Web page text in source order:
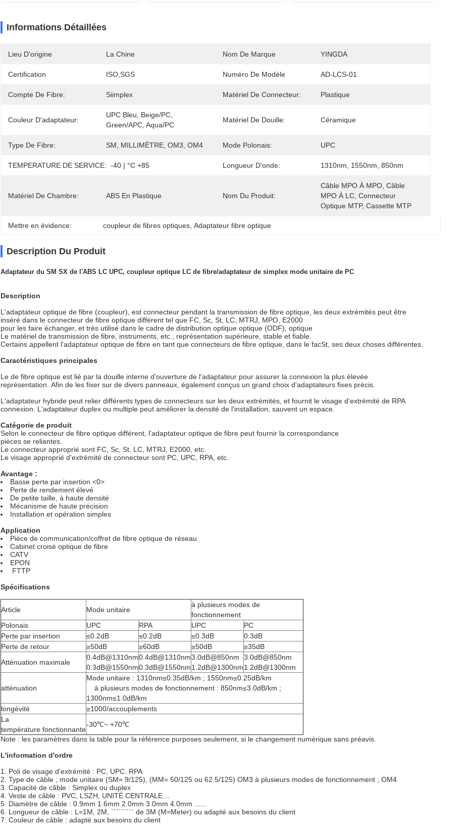
Informations Détaillées
Lieu D'origine La Chine Nom De Marque YINGDA
Certification ISO,SGS Numéro De Modèle AD-LCS-01
Compte De Fibre: Siimplex Matériel De Connecteur: Plastique
Couleur D'adaptateur:
UPC Bleu, Beige/PC,
Green/APC, Aqua/PC
Matériel De Douille: Céramique
Type De Fibre: SM, MILLIMÈTRE, OM3, OM4 Mode Polonais: UPC
TEMPERATURE DE SERVICE: -40 | °C +85 Longueur D'onde: 1310nm, 1550nm, 850nm
Matériel De Chambre: ABS En Plastique Nom Du Produit:
Câble MPO À MPO, Câble
MPO À LC, Connecteur
Optique MTP, Cassette MTP
Mettre en évidence: coupleur de fibres optiques , Adaptateur fibre optique
Description Du Produit
Adaptateur du SM SX de l'ABS LC UPC, coupleur optique LC de fibre/adaptateur de simplex mode unitaire de PC
Description
L'adaptateur optique de fibre (coupleur), est connecteur pendant la transmission de fibre optique, les deux extrémités peut être
inséré dans le connecteur de fibre optique différent tel que FC, Sc, St, LC, MTRJ, MPO, E2000
pour les faire échanger, et très utilisé dans le cadre de distribution optique optique (ODF), optique
Le matériel de transmission de fibre, instruments, etc., représentation supérieure, stable et fiable.
Certains appellent l'adaptateur optique de fibre en tant que connecteurs de fibre optique, dans le facSt, ses deux choses différentes.
Caractéristiques principales
Le de fibre optique est lié par la douille interne d'ouverture de l'adaptateur pour assurer la connexion la plus élevée
représentation. Afin de les fixer sur de divers panneaux, également conçus un grand choix d'adaptateurs fixes précis.
L'adaptateur hybride peut relier différents types de connecteurs sur les deux extrémités, et fournit le visage d'extrémité de RPA
connexion. L'adaptateur duplex ou multiple peut améliorer la densité de l'installation, sauvent un espace.
Catégorie de produit
Selon le connecteur de fibre optique différent, l'adaptateur optique de fibre peut fournir la correspondance
pièces se reliantes.
Le connecteur approprié sont FC, Sc, St, LC, MTRJ, E2000, etc.
Le visage approprié d'extrémité de connecteur sont PC, UPC, RPA, etc.
Avantage :
Basse perte par insertion <0>
Perte de rendement élevé
De petite taille, à haute densité
Mécanisme de haute précision
Installation et opération simples
Application
Pièce de communication/coffret de fibre optique de réseau
Cabinet croisé optique de fibre
CATV
EPON
FTTP
Spécifications
Article Mode unitaire
à plusieurs modes de
fonctionnement
Polonais
UPC RPA UPC
PC
Perte par insertion
≤0.2dB ≤0.2dB ≤0.3dB
0.3dB
Perte de retour
≥50dB ≥60dB ≥50dB
≥35dB
Atténuation maximale
0.4dB@1310nm
0.3dB@1550nm
0.4dB@1310nm
0.3dB@1550nm
3.0dB@850nm
1.2dB@1300nm
3.0dB@850nm
1.2dB@1300nm
atténuation
Mode unitaire : 1310nm≤0.35dB/km ; 1550nm≤0.25dB/km
à plusieurs modes de fonctionnement : 850nm≤3.0dB/km ;
1300nm≤1.0dB/km
longévité
≥1000/accouplements
La
température fonctionnante
-30℃~ +70℃
Note : les paramètres dans la table pour la référence purposes seulement, si le changement numérique sans préavis.
L'information d'ordre
1. Poli de visage d'extrémité : PC, UPC. RPA
2. Type de câble ; mode unitaire (SM= 9/125), (MM= 50/125 ou 62.5/125) OM3 à plusieurs modes de fonctionnement ; OM4
3. Capacité de câble : Simplex ou duplex
4. Veste de câble : PVC, LSZH, UNITÉ CENTRALE…
5. Diamètre de câble : 0.9mm 1.6mm 2.0mm 3.0mm 4.0mm ......
6. Longueur de câble : L=1M, 2M, ````````` de 3M (M=Meter) ou adapté aux besoins du client
7. Couleur de câble : adapté aux besoins du client